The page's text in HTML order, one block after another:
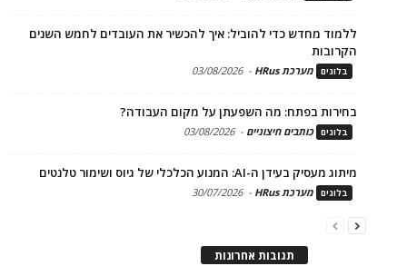
ללמוד מחדש כדי להוביל: איך להכשיר את העובדים לחמש השנים
הקרובות
בלוגים מערכת HRus -
03/08/2026
בחירות בפתח: מה השפעתן על מקום העבודה?
בלוגים כותבים חיצוניים -
03/08/2026
מיתוג מעסיק בעידן ה-AI: המנוע הכלכלי של גיוס ושימור טלנטים
בלוגים מערכת HRus -
30/07/2026
תגובות אחרונות